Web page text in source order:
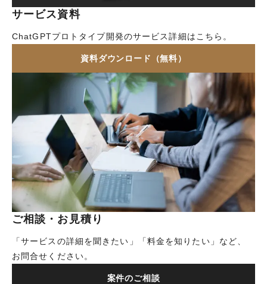
サービス資料
ChatGPTプロトタイプ開発のサービス詳細はこちら。
資料ダウンロード（無料）
ご相談・お見積り
「サービスの詳細を聞きたい」「料金を知りたい」など、
お問合せください。
案件のご相談